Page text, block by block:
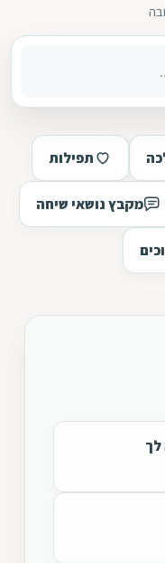
תפילות
מקבץ נושאי שיחה
לך